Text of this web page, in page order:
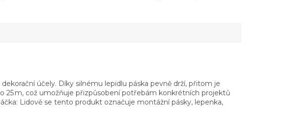
účely. Díky silnému lepidlu páska pevně drží, přitom je
25 m, což umožňuje přizpůsobení potřebám konkrétních projektů
Lidově se tento produkt označuje montážní pásky, lepenka,